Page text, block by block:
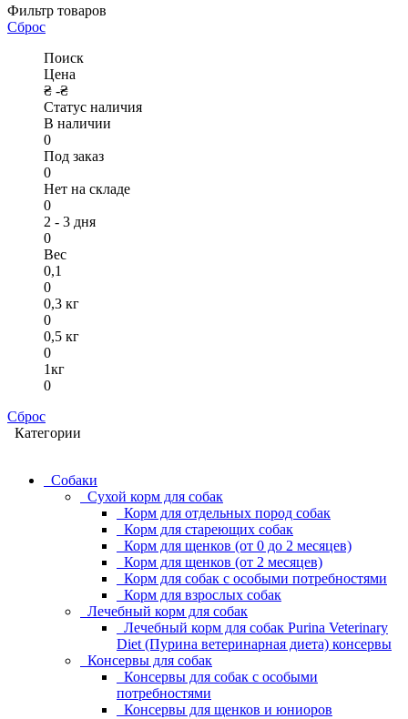
Фильтр товаров
Сброс
Поиск
Цена
₴ -₴
Статус наличия
В наличии
0
Под заказ
0
Нет на складе
0
2 - 3 дня
0
Вес
0,1
0
0,3 кг
0
0,5 кг
0
1кг
0
Сброс
Категории
Собаки
Сухой корм для собак
Корм для отдельных пород собак
Корм для стареющих собак
Корм для щенков (от 0 до 2 месяцев)
Корм для щенков (от 2 месяцев)
Корм для собак с особыми потребностями
Корм для взрослых собак
Лечебный корм для собак
Лечебный корм для собак Purina Veterinary
Diet (Пурина ветеринарная диета) консервы
Консервы для собак
Консервы для собак с особыми
потребностями
Консервы для щенков и юниоров